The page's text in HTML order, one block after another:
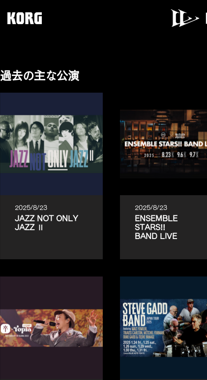
過去の主な公演
2025/8/23
JAZZ NOT ONLY
JAZZ Ⅱ
2025/8/23
ENSEMBLE
STARS!!
BAND LIVE